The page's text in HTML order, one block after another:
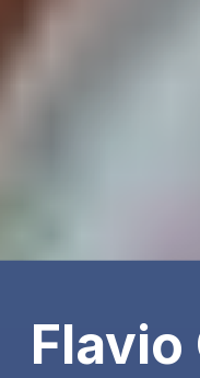
Flavio